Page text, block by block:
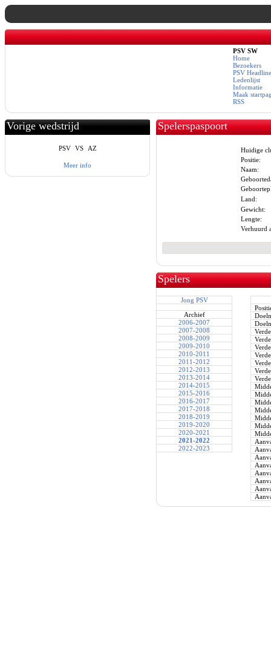
PSV SW
Home
Bezoekers
PSV
Ledenlijst
Informatie
Maak
RSS
Vorige wedstrijd
PSV VS AZ
Meer info
Spelerspaspoort
Huidige
Positie:
Naam:
Land:
Gewicht:
Lengte:
Verhuurd
Spelers
Jong PSV
Archief
2006-2007
2007-2008
2008-2009
2009-2010
2010-2011
2011-2012
2012-2013
2013-2014
2014-2015
2015-2016
2016-2017
2017-2018
2018-2019
2019-2020
2020-2021
2021-2022
2022-2023